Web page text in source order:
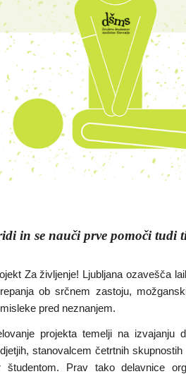
in se nauči prve pomoči tudi
Za življenje! Ljubljana ozavešča
ob srčnem zastoju,
pred neznanjem.
projekta temelji na
stanovalcem četrtnih
študentom. Prav tako delavnice